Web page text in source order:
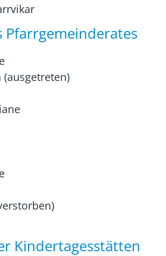
Pfarrgemeinderates
Kindertagesstätten